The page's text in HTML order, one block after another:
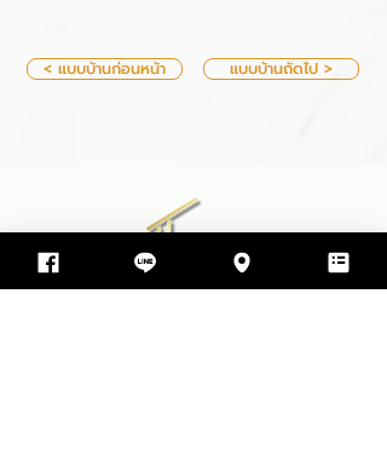
< แบบบ้านก่อนหน้า แบบบ้านถัดไป >